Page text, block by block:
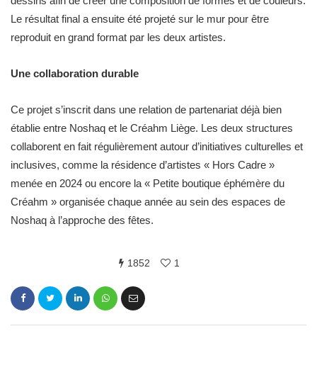
Le résultat final a ensuite été projeté sur le mur pour être
reproduit en grand format par les deux artistes.
Une collaboration durable
Ce projet s’inscrit dans une relation de partenariat déjà bien
établie entre Noshaq et le Créahm Liège. Les deux structures
collaborent en fait régulièrement autour d’initiatives culturelles et
inclusives, comme la résidence d’artistes « Hors Cadre »
menée en 2024 ou encore la « Petite boutique éphémère du
Créahm » organisée chaque année au sein des espaces de
Noshaq à l’approche des fêtes.
1852 1